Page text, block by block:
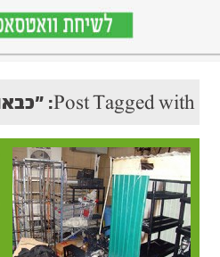
Post Tagged with: "כבאות והצלה"